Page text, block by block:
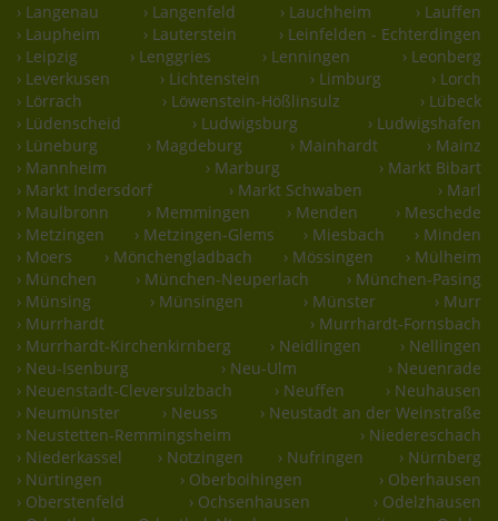
› Langenau
› Langenfeld › Lauchheim
› Lauffen
› Laupheim
› Lauterstein
› Leinfelden - Echterdingen
› Leipzig
› Lenggries › Lenningen
› Leonberg
› Leverkusen
› Lichtenstein › Limburg
› Lorch
› Lörrach
› Löwenstein-Hößlinsulz
› Lübeck
› Lüdenscheid
› Ludwigsburg
› Ludwigshafen
› Lüneburg
› Magdeburg › Mainhardt
› Mainz
› Mannheim
› Marburg
› Markt Bibart
› Markt Indersdorf
› Markt Schwaben
› Marl
› Maulbronn
› Memmingen › Menden
› Meschede
› Metzingen
› Metzingen-Glems › Miesbach
› Minden
› Moers
› Mönchengladbach › Mössingen
› Mülheim
› München
› München-Neuperlach
› München-Pasing
› Münsing
› Münsingen › Münster
› Murr
› Murrhardt
› Murrhardt-Fornsbach
› Murrhardt-Kirchenkirnberg
› Neidlingen
› Nellingen
› Neu-Isenburg
› Neu-Ulm
› Neuenrade
› Neuenstadt-Cleversulzbach
› Neuffen
› Neuhausen
› Neumünster
› Neuss
› Neustadt an der Weinstraße
› Neustetten-Remmingsheim
› Niedereschach
› Niederkassel
› Notzingen › Nufringen
› Nürnberg
› Nürtingen
› Oberboihingen
› Oberhausen
› Oberstenfeld
› Ochsenhausen
› Odelzhausen